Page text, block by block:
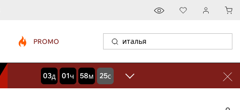
PROMO
03дней
01часов
58минут
24секунд